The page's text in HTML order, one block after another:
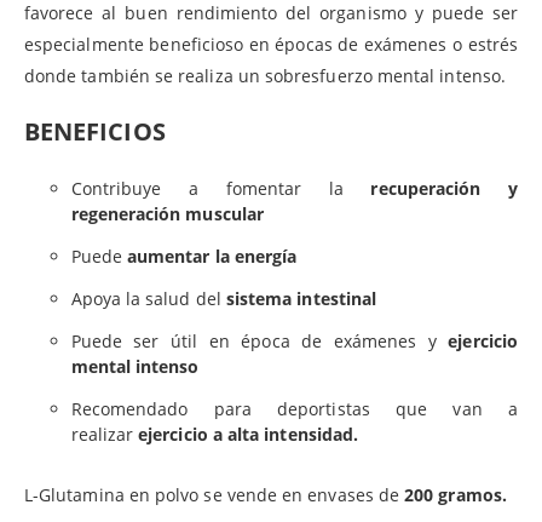
favorece al buen rendimiento del organismo y puede ser
especialmente beneficioso en épocas de exámenes o estrés
donde también se realiza un sobresfuerzo mental intenso.
BENEFICIOS
Contribuye a fomentar la recuperación y
regeneración muscular
Puede aumentar la energía
Apoya la salud del sistema intestinal
Puede ser útil en época de exámenes yejercicio
mental intenso
Recomendado para deportistas que van a
realizarejercicio a alta intensidad.
L-Glutamina en polvo se vende en envases de200 gramos.